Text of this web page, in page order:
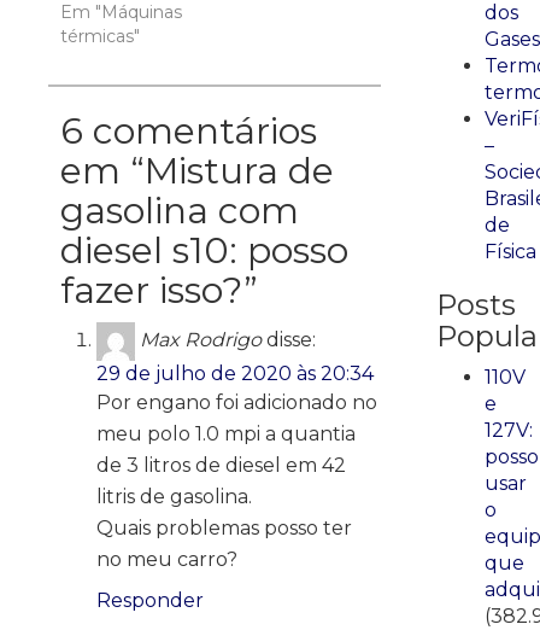
Em "Máquinas
térmicas"
6 comentários
em “Mistura de
gasolina com
diesel s10: posso
fazer isso?”
Max Rodrigo disse:
29 de julho de 2020 às 20:34
Por engano foi adicionado no
meu polo 1.0 mpi a quantia
de 3 litros de diesel em 42
litris de gasolina.
Quais problemas posso ter
no meu carro?
Responder
dos
Gases
–
de
Física
Posts
110V
e
127V:
posso
usar
o
que